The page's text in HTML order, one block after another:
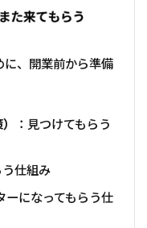
に、開業前から準備
：見つけてもらう
う仕組み
ーになってもらう仕